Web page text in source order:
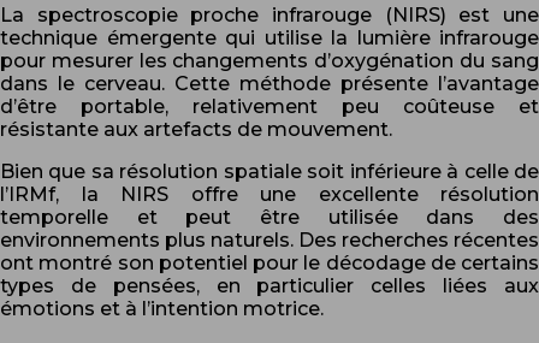
La spectroscopie proche infrarouge (NIRS) est une
technique émergente qui utilise la lumière infrarouge
pour mesurer les changements d’oxygénation du sang
dans le cerveau. Cette méthode présente l’avantage
d’être portable, relativement peu coûteuse et
résistante aux artefacts de mouvement.
Bien que sa résolution spatiale soit inférieure à celle de
l’IRMf, la NIRS offre une excellente résolution
temporelle et peut être utilisée dans des
environnements plus naturels. Des recherches récentes
ont montré son potentiel pour le décodage de certains
types de pensées, en particulier celles liées aux
émotions et à l’intention motrice.